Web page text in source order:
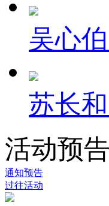
吴心
苏长
活动预告
通知预告
过往活动